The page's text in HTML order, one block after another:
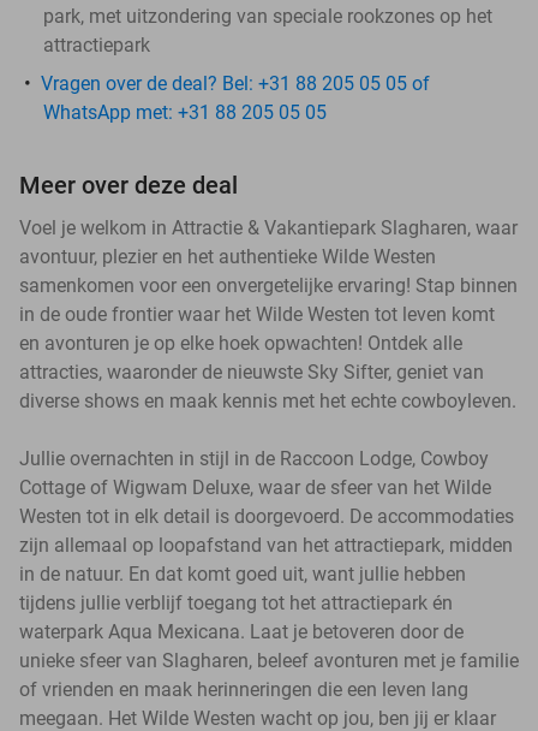
park, met uitzondering van speciale rookzones op het
attractiepark
Vragen over de deal? Bel: +31 88 205 05 05 of
WhatsApp met: +31 88 205 05 05
Meer over deze deal
Voel je welkom in Attractie & Vakantiepark Slagharen, waar
avontuur, plezier en het authentieke Wilde Westen
samenkomen voor een onvergetelijke ervaring! Stap binnen
in de oude frontier waar het Wilde Westen tot leven komt
en avonturen je op elke hoek opwachten! Ontdek alle
attracties, waaronder de nieuwste Sky Sifter, geniet van
diverse shows en maak kennis met het echte cowboyleven.
Jullie overnachten in stijl in de Raccoon Lodge, Cowboy
Cottage of Wigwam Deluxe, waar de sfeer van het Wilde
Westen tot in elk detail is doorgevoerd. De accommodaties
zijn allemaal op loopafstand van het attractiepark, midden
in de natuur. En dat komt goed uit, want jullie hebben
tijdens jullie verblijf toegang tot het attractiepark én
waterpark Aqua Mexicana. Laat je betoveren door de
unieke sfeer van Slagharen, beleef avonturen met je familie
of vrienden en maak herinneringen die een leven lang
meegaan. Het Wilde Westen wacht op jou, ben jij er klaar